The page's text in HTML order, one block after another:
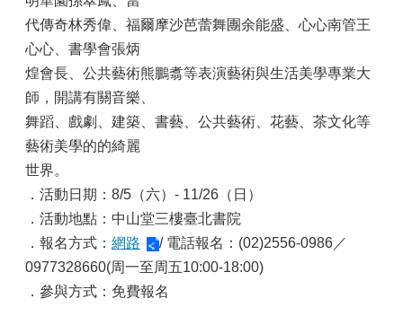
代傳奇林秀偉、福爾摩沙芭蕾舞團余能盛、心心南管王
心心、書學會張炳
煌會長、公共藝術熊鵬翥等表演藝術與生活美學專業大
師，開講有關音樂、
舞蹈、戲劇、建築、書藝、公共藝術、花藝、茶文化等
藝術美學的的綺麗
世界。
．活動日期：8/5（六）- 11/26（日）
．活動地點：中山堂三樓臺北書院
．報名方式： 網路
/ 電話報名：(02)2556-0986／
0977328660(周一至周五10:00-18:00)
．參與方式：免費報名